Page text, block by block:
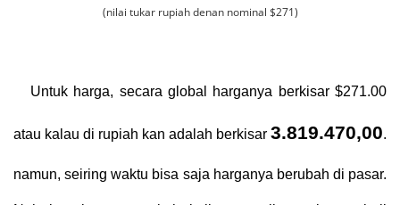
(nilai tukar rupiah denan nominal $271)
Untuk harga, secara global harganya berkisar $271.00
atau kalau di rupiah kan adalah berkisar 3.819.470,00.
namun, seiring waktu bisa saja harganya berubah di pasar.